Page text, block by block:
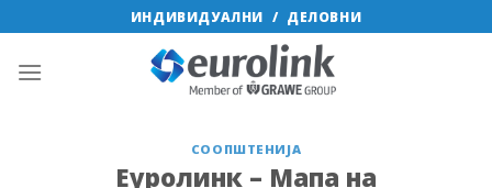
to
content
ИНДИВИДУАЛНИ / ДЕЛОВНИ
СООПШТЕНИЈА
Еуролинк – Мапа на